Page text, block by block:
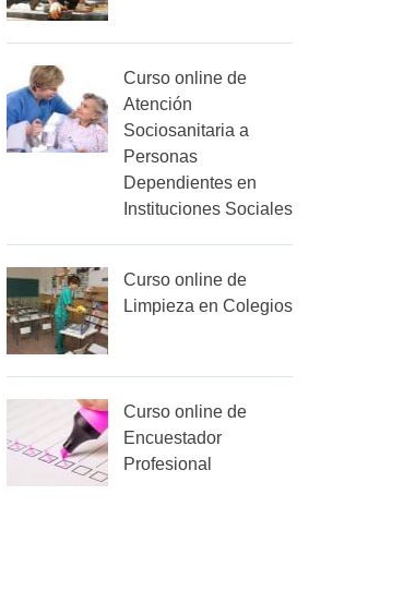
Curso online de
Atención
Sociosanitaria a
Personas
Dependientes en
Instituciones Sociales
Curso online de
Limpieza en Colegios
Curso online de
Encuestador
Profesional